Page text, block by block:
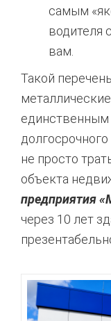
самым
водителя
вам.
Такой
не просто
объекта
предприятия
через 10 лет